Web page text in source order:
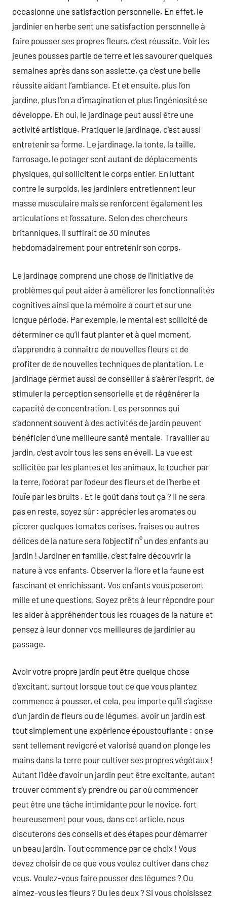
occasionne une satisfaction personnelle. En effet, le
jardinier en herbe sent une satisfaction personnelle à
faire pousser ses propres fleurs, c’est réussite. Voir les
jeunes pousses partie de terre et les savourer quelques
semaines après dans son assiette, ça c’est une belle
réussite aidant l’ambiance. Et et ensuite, plus l’on
jardine, plus l’on a d’imagination et plus l’ingéniosité se
développe. Eh oui, le jardinage peut aussi être une
activité artistique. Pratiquer le jardinage, c’est aussi
entretenir sa forme. Le jardinage, la tonte, la taille,
l’arrosage, le potager sont autant de déplacements
physiques, qui sollicitent le corps entier. En luttant
contre le surpoids, les jardiniers entretiennent leur
masse musculaire mais se renforcent également les
articulations et l’ossature. Selon des chercheurs
britanniques, il suffirait de 30 minutes
hebdomadairement pour entretenir son corps.
Le jardinage comprend une chose de l’initiative de
problèmes qui peut aider à améliorer les fonctionnalités
cognitives ainsi que la mémoire à court et sur une
longue période. Par exemple, le mental est sollicité de
déterminer ce qu’il faut planter et à quel moment,
d’apprendre à connaître de nouvelles fleurs et de
profiter de de nouvelles techniques de plantation. Le
jardinage permet aussi de conseiller à s’aérer l’esprit, de
stimuler la perception sensorielle et de régénérer la
capacité de concentration. Les personnes qui
s’adonnent souvent à des activités de jardin peuvent
bénéficier d’une meilleure santé mentale. Travailler au
jardin, c’est avoir tous les sens en éveil. La vue est
sollicitée par les plantes et les animaux, le toucher par
la terre, l’odorat par l’odeur des fleurs et de l’herbe et
l’ouïe par les bruits . Et le goût dans tout ça ? Il ne sera
pas en reste, soyez sûr : apprécier les aromates ou
picorer quelques tomates cerises, fraises ou autres
délices de la nature sera l’objectif n° un des enfants au
jardin ! Jardiner en famille, c’est faire découvrir la
nature à vos enfants. Observer la flore et la faune est
fascinant et enrichissant. Vos enfants vous poseront
mille et une questions. Soyez prêts à leur répondre pour
les aider à appréhender tous les rouages de la nature et
pensez à leur donner vos meilleures de jardinier au
passage.
Avoir votre propre jardin peut être quelque chose
d’excitant, surtout lorsque tout ce que vous plantez
commence à pousser, et cela, peu importe qu’il s’agisse
d’un jardin de fleurs ou de légumes. avoir un jardin est
tout simplement une expérience époustouflante : on se
sent tellement revigoré et valorisé quand on plonge les
mains dans la terre pour cultiver ses propres végétaux !
Autant l’idée d’avoir un jardin peut être excitante, autant
trouver comment s’y prendre ou par où commencer
peut être une tâche intimidante pour le novice. fort
heureusement pour vous, dans cet article, nous
discuterons des conseils et des étapes pour démarrer
un beau jardin. Tout commence par ce choix ! Vous
devez choisir de ce que vous voulez cultiver dans chez
vous. Voulez-vous faire pousser des légumes ? Ou
aimez-vous les fleurs ? Ou les deux ? Si vous choisissez